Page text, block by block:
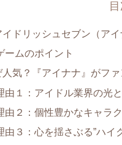
イドリッシュセブン（ア
ームのポイント
人気？『アイナナ』がフ
由１：アイドル業界の光
由２：個性豊かなキャラ
由３：心を揺さぶる”ハイ